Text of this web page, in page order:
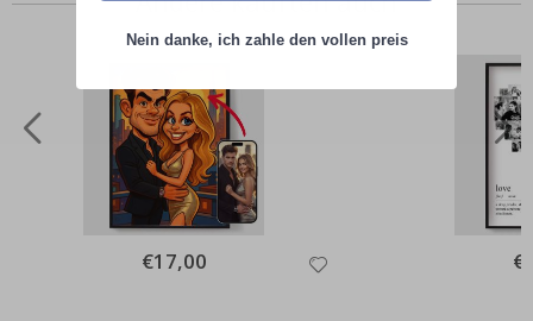
Special
Price
€17,00
Nein danke, ich zahle den vollen preis